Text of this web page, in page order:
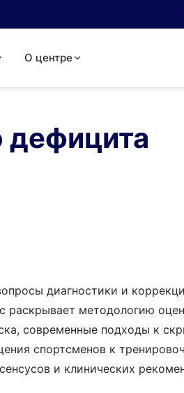
О центре
дефицита
диагностики и
раскрывает методологию
современные подходы к
спортсменов к
и клинических